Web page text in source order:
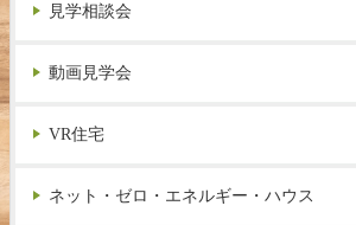
見学相談会
動画見学会
VR住宅
ネット・ゼロ・エネルギー・ハウス